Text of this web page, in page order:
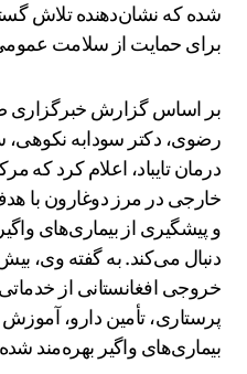
شده که نشان‌دهنده تلاش
برای حمایت از سلامت
بر اساس گزارش خبرگزاری
رضوی، دکتر سودابه
درمان تایباد، اعلام کرد که
خارجی در مرز دوغارون با
و پیشگیری از بیماری‌های
خروجی افغانستانی از
پرستاری، تأمین دارو،
بیماری‌های واگیر بهره‌مند